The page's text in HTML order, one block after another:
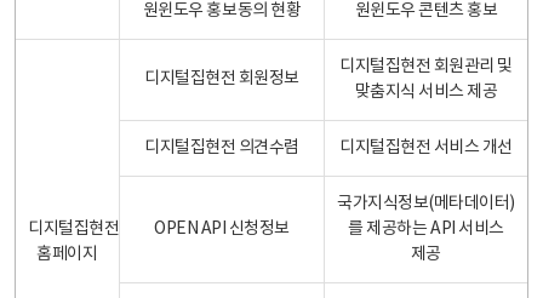
원윈도우 홍보동의 현황 원윈도우 콘텐츠 홍보
디지털집현전
홈페이지
디지털집현전 회원정보
디지털집현전 회원관리 및
맞춤지식 서비스 제공
디지털집현전 의견수렴 디지털집현전 서비스 개선
OPEN API 신청정보
국가지식정보(메타데이터)
를 제공하는 API 서비스
제공